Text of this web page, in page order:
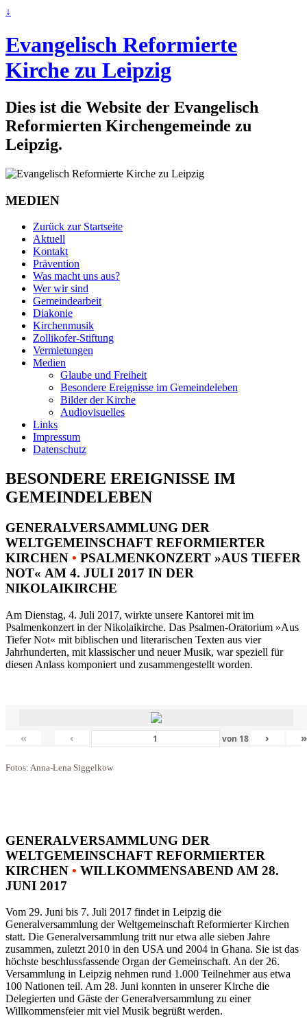
↓
Evangelisch Reformierte
Kirche zu Leipzig
Dies ist die Website der Evangelisch
Reformierten Kirchengemeinde zu
Leipzig.
MEDIEN
Zurück zur Startseite
Aktuell
Kontakt
Prävention
Was macht uns aus?
Wer wir sind
Gemeindearbeit
Diakonie
Kirchenmusik
Zollikofer-Stiftung
Vermietungen
Medien
Glaube und Freiheit
Besondere Ereignisse im Gemeindeleben
Bilder der Kirche
Audiovisuelles
Links
Impressum
Datenschutz
BESONDERE EREIGNISSE IM
GEMEINDELEBEN
GENERALVERSAMMLUNG DER
WELTGEMEINSCHAFT REFORMIERTER
KIRCHEN • PSALMENKONZERT »AUS TIEFER
NOT« AM 4. JULI 2017 IN DER
NIKOLAIKIRCHE
Am Dienstag, 4. Juli 2017, wirkte unsere Kantorei mit im
Psalmenkonzert in der Nikolaikirche. Das Psalmen-Oratorium »Aus
Tiefer Not« mit biblischen und literarischen Texten aus vier
Jahrhunderten, mit klassischer und neuer Musik, war speziell für
diesen Anlass komponiert und zusammengestellt worden.
« ‹ von 18 › »
Fotos: Anna-Lena Siggelkow
GENERALVERSAMMLUNG DER
WELTGEMEINSCHAFT REFORMIERTER
KIRCHEN • WILLKOMMENSABEND AM 28.
JUNI 2017
Vom 29. Juni bis 7. Juli 2017 findet in Leipzig die
Generalversammlung der Weltgemeinschaft Reformierter Kirchen
statt. Die Generalversammlung tritt nur etwa alle sieben Jahre
zusammen, zuletzt 2010 in den USA und 2004 in Ghana. Sie ist das
höchste beschlussfassende Organ der Gemeinschaft. An der 26.
Versammlung in Leipzig nehmen rund 1.000 Teilnehmer aus etwa
100 Nationen teil. Am 28. Juni konnten in unserer Kirche die
Delegierten und Gäste der Generalversammlung zu einer
Willkommensfeier mit viel Musik begrüßt werden.